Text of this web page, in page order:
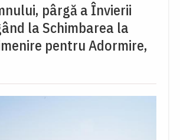
pârgă a Învierii
la Schimbarea la
pentru Adormire,